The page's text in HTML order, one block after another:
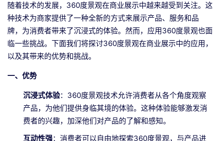
随着技术的发展，360度景观在商业展示中越来越受到关注。这
种技术为商家提供了一种全新的方式来展示产品、服务和品
牌，为消费者带来了沉浸式的体验。然而，应用360度景观也面
临一些挑战。下面我们将探讨360度景观在商业展示中的应用，
以及其带来的优势和挑战。
一、优势
沉浸式体验：360度景观技术允许消费者从各个角度观察
产品，为他们提供身临其境的体验。这种体验能够激发消
费者的兴趣，加深他们对产品的了解和感知。
互动性强：消费者可以自由地探索360度景观，与产品进